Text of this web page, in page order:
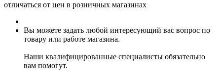
отличаться от цен в розничных магазинах
Вы можете задать любой интересующий вас вопрос по
товару или работе магазина.
Наши квалифицированные специалисты обязательно
вам помогут.